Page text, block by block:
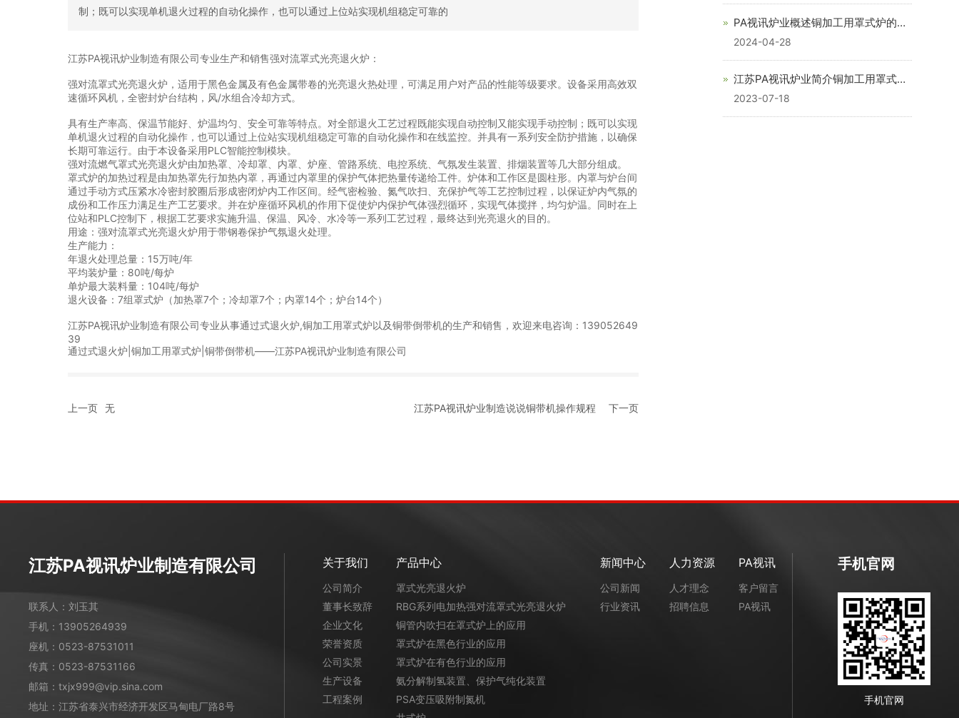
制；既可以实现单机退火过程的自动化操作，也可以通过上位站实现机组稳定可靠的
江苏PA视讯炉业制造有限公司专业生产和销售强对流罩式光亮退火炉：
强对流罩式光亮退火炉，适用于黑色金属及有色金属带卷的光亮退火热处理，可满足用户对产品的性能等级要求。设备采用高效双
速循环风机，全密封炉台结构，风/水组合冷却方式。
具有生产率高、保温节能好、炉温均匀、安全可靠等特点。对全部退火工艺过程既能实现自动控制又能实现手动控制；既可以实现
单机退火过程的自动化操作，也可以通过上位站实现机组稳定可靠的自动化操作和在线监控。并具有一系列安全防护措施，以确保
长期可靠运行。由于本设备采用PLC智能控制模块。
强对流燃气罩式光亮退火炉由加热罩、冷却罩、内罩、炉座、管路系统、电控系统、气氛发生装置、排烟装置等几大部分组成。
罩式炉的加热过程是由加热罩先行加热内罩，再通过内罩里的保护气体把热量传递给工件。炉体和工作区是圆柱形。内罩与炉台间
通过手动方式压紧水冷密封胶圈后形成密闭炉内工作区间。经气密检验、氮气吹扫、充保护气等工艺控制过程，以保证炉内气氛的
成份和工作压力满足生产工艺要求。并在炉座循环风机的作用下促使炉内保护气体强烈循环，实现气体搅拌，均匀炉温。同时在上
位站和PLC控制下，根据工艺要求实施升温、保温、风冷、水冷等一系列工艺过程，最终达到光亮退火的目的。
用途：强对流罩式光亮退火炉用于带钢卷保护气氛退火处理。
生产能力：
年退火处理总量：15万吨/年
平均装炉量：80吨/每炉
单炉最大装料量：104吨/每炉
退火设备：7组罩式炉（加热罩7个；冷却罩7个；内罩14个；炉台14个）
江苏PA视讯炉业制造有限公司专业从事通过式退火炉,铜加工用罩式炉以及铜带倒带机的生产和销售，欢迎来电咨询：139052649
39
通过式退火炉|铜加工用罩式炉|铜带倒带机——江苏PA视讯炉业制造有限公司
上一页 无 江苏PA视讯炉业制造说说铜带机操作规程 下一页
PA视讯炉业概述铜加工用罩式炉的功
能
2024-04-28
江苏PA视讯炉业简介铜加工用罩式炉
设备
2023-07-18
江苏PA视讯炉业制造有限公司
联系人：刘玉其
手机： 13905264939
座机： 0523-87531011
传真：0523-87531166
邮箱：txjx999@vip.sina.com
地址：江苏省泰兴市经济开发区马甸电厂路8号
关于我们
公司简介
董事长致辞
企业文化
荣誉资质
公司实景
生产设备
工程案例
产品中心
罩式光亮退火炉
RBG系列电加热强对流罩式光亮退火炉
铜管内吹扫在罩式炉上的应用
罩式炉在黑色行业的应用
罩式炉在有色行业的应用
氨分解制氢装置、保护气纯化装置
PSA变压吸附制氮机
新闻中心
公司新闻
行业资讯
人力资源
人才理念
招聘信息
PA视讯
客户留言
PA视讯
手机官网
手机官网